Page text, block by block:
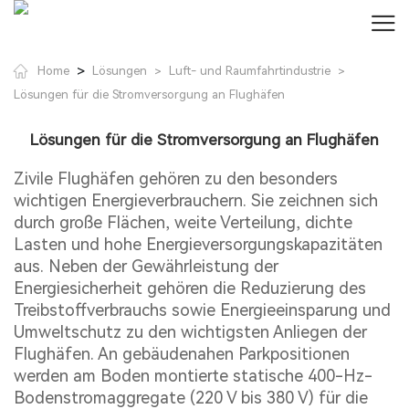
Home > Lösungen > Luft- und Raumfahrtindustrie >
Lösungen für die Stromversorgung an Flughäfen
Lösungen für die Stromversorgung an Flughäfen
Zivile Flughäfen gehören zu den besonders
wichtigen Energieverbrauchern. Sie zeichnen sich
durch große Flächen, weite Verteilung, dichte
Lasten und hohe Energieversorgungskapazitäten
aus. Neben der Gewährleistung der
Energiesicherheit gehören die Reduzierung des
Treibstoffverbrauchs sowie Energieeinsparung und
Umweltschutz zu den wichtigsten Anliegen der
Flughäfen. An gebäudenahen Parkpositionen
werden am Boden montierte statische 400-Hz-
Bodenstromaggregate (220 V bis 380 V) für die